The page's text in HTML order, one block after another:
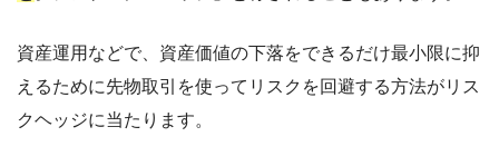
資産運用などで、資産価値の下落をできるだけ最小限に抑
えるために先物取引を使ってリスクを回避する方法がリス
クヘッジに当たります。